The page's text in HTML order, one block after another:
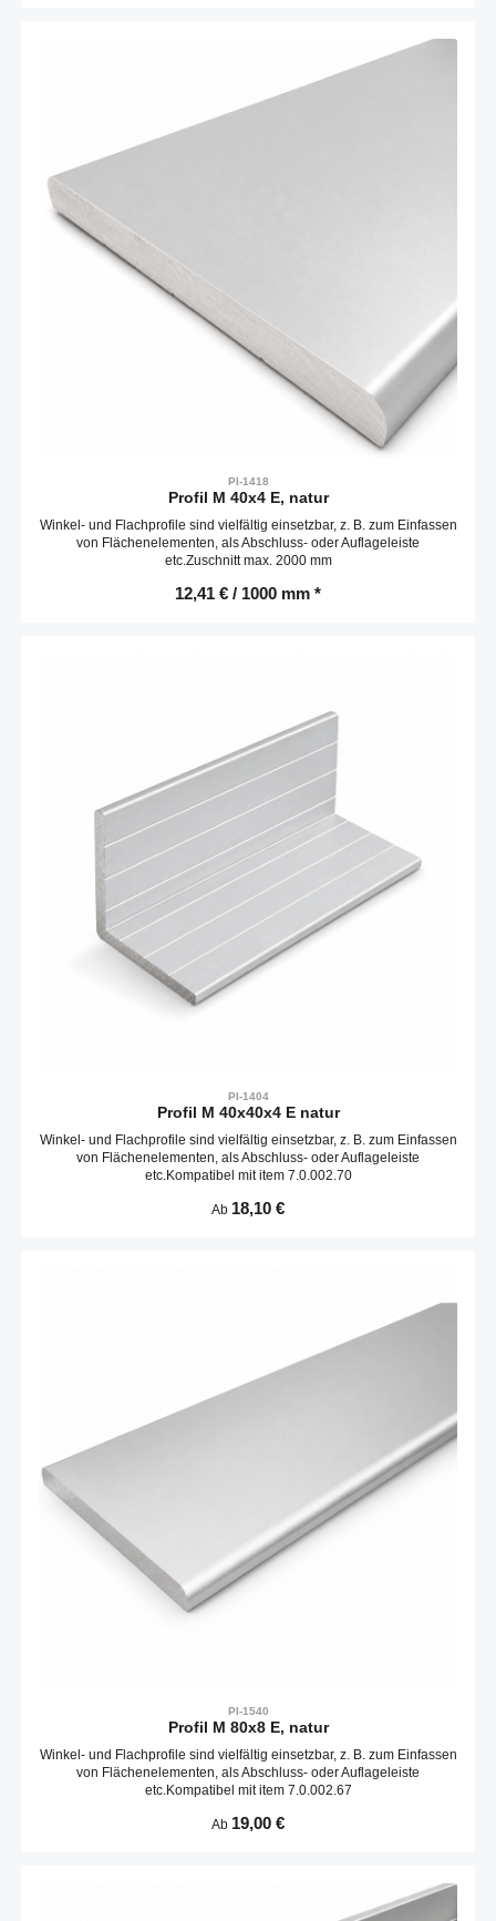
PI-1418
Profil M 40x4 E, natur
Winkel- und Flachprofile sind vielfältig einsetzbar, z. B. zum Einfassen
von Flächenelementen, als Abschluss- oder Auflageleiste
etc.Zuschnitt max. 2000 mm
12,41 € / 1000 mm *
PI-1404
Profil M 40x40x4 E natur
Winkel- und Flachprofile sind vielfältig einsetzbar, z. B. zum Einfassen
von Flächenelementen, als Abschluss- oder Auflageleiste
etc.Kompatibel mit item 7.0.002.70
Regulärer Preis:
Ab 18,10 €
PI-1540
Profil M 80x8 E, natur
Winkel- und Flachprofile sind vielfältig einsetzbar, z. B. zum Einfassen
von Flächenelementen, als Abschluss- oder Auflageleiste
etc.Kompatibel mit item 7.0.002.67
Regulärer Preis:
Ab 19,00 €